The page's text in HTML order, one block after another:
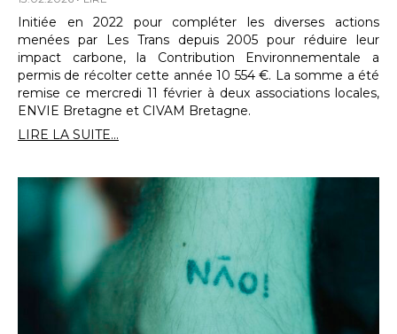
Initiée en 2022 pour compléter les diverses actions
menées par Les Trans depuis 2005 pour réduire leur
impact carbone, la Contribution Environnementale a
permis de récolter cette année 10 554 €. La somme a été
remise ce mercredi 11 février à deux associations locales,
ENVIE Bretagne et CIVAM Bretagne.
LIRE LA SUITE...